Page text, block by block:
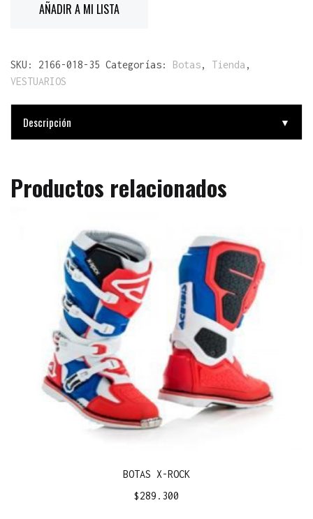
AÑADIR A MI LISTA
SKU: 2166-018-35 Categorías: Botas, Tienda ,
VESTUARIOS
Descripción ▼
Productos relacionados
BOTAS X-ROCK
$289.300